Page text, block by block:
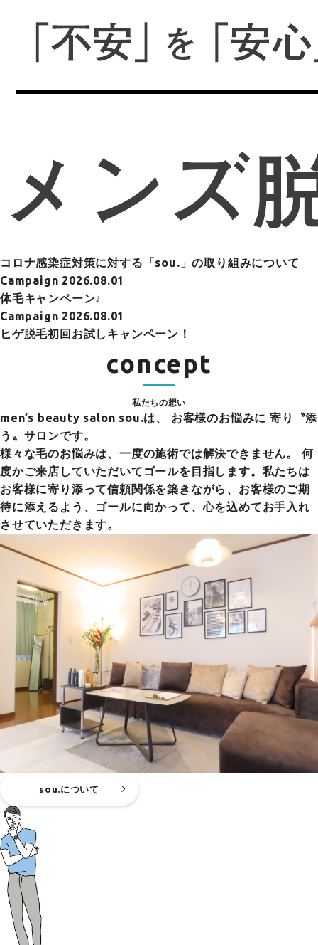
コロナ感染症対策に対する「sou.」の取り組みについて
Campaign 2026.08.01
体毛キャンペーン♩
Campaign 2026.08.01
ヒゲ脱毛初回お試しキャンペーン！
concept
私たちの想い
men’s beauty salon sou.は、
お客様のお悩みに 寄り〝添
う〟サロンです。
様々な毛のお悩みは、一度の施術では解決できません。 何
度かご来店していただいてゴールを目指します。私たちは
お客様に寄り添って信頼関係を築きながら、お客様のご期
待に添えるよう、ゴールに向かって、心を込めてお手入れ
させていただきます。
sou.について